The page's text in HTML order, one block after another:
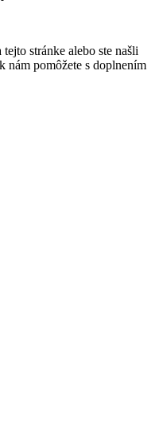
stránke alebo ste našli
pomôžete s doplnením